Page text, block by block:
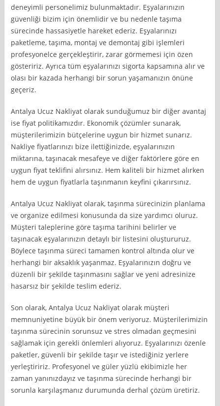
deneyimli personelimiz bulunmaktadır. Eşyalarınızın
güvenliği bizim için önemlidir ve bu nedenle taşıma
sürecinde hassasiyetle hareket ederiz. Eşyalarınızı
paketleme, taşıma, montaj ve demontaj gibi işlemleri
profesyonelce gerçekleştirir, zarar görmemesi için özen
gösteririz. Ayrıca tüm eşyalarınızı sigorta kapsamına alır ve
olası bir kazada herhangi bir sorun yaşamanızın önüne
geçeriz.
Antalya Ucuz Nakliyat olarak sunduğumuz bir diğer avantaj
ise fiyat politikamızdır. Ekonomik çözümler sunarak,
müşterilerimizin bütçelerine uygun bir hizmet sunarız.
Nakliye fiyatlarınızı bize ilettiğinizde, eşyalarınızın
miktarına, taşınacak mesafeye ve diğer faktörlere göre en
uygun fiyat teklifini alırsınız. Hem kaliteli bir hizmet alırken
hem de uygun fiyatlarla taşınmanın keyfini çıkarırsınız.
Antalya Ucuz Nakliyat olarak, taşınma sürecinizin planlama
ve organize edilmesi konusunda da size yardımcı oluruz.
Müşteri taleplerine göre taşıma tarihini belirler ve
taşınacak eşyalarınızın detaylı bir listesini oluştururuz.
Böylece taşınma süreci tamamen kontrol altında olur ve
herhangi bir aksaklık yaşanmaz. Eşyalarınızın doğru ve
düzenli bir şekilde taşınmasını sağlar ve yeni adresinize
hasarsız bir şekilde teslim ederiz.
Son olarak, Antalya Ucuz Nakliyat olarak müşteri
memnuniyetine büyük bir önem veriyoruz. Müşterilerimizin
taşınma sürecinin sorunsuz ve stres olmadan geçmesini
sağlamak için gerekli önlemleri alıyoruz. Eşyalarınızı özenle
paketler, güvenli bir şekilde taşır ve istediğiniz yerlere
yerleştiririz. Profesyonel ve güler yüzlü ekibimizle her
zaman yanınızdayız ve taşınma sürecinde herhangi bir
sorunla karşılaşmanız durumunda derhal çözüm üretiriz.